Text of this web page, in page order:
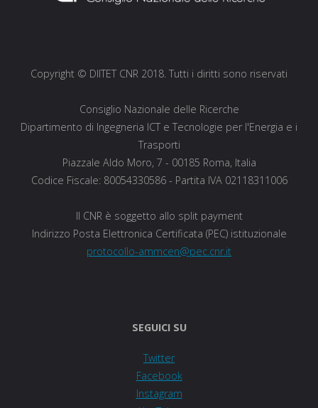
Copyright © DIITET CNR 2018. Tutti i diritti sono riservati
Consiglio Nazionale delle Ricerche
Dipartimento di Ingegneria ICT e Tecnologie per l'Energia e i
Trasporti
Piazzale Aldo Moro, 7 - 00185 Roma, Italia
Codice Fiscale: 80054330586 - Partita IVA 02118311006
Il CNR è soggetto allo split payment
Indirizzo Posta Elettronica Certificata (PEC) istituzionale
protocollo-ammcen@pec.cnr.it
SEGUICI SU
Twitter
Facebook
Instagram